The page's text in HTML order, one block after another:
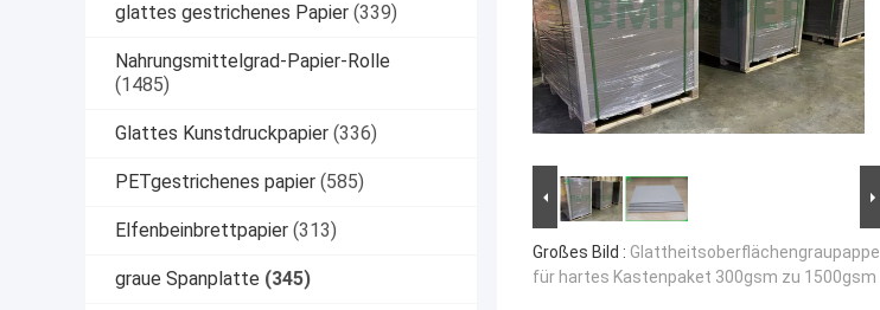
glattes gestrichenes Papier (339)
Nahrungsmittelgrad-Papier-Rolle
(1485)
Glattes Kunstdruckpapier (336)
PETgestrichenes papier (585)
Elfenbeinbrettpapier (313)
graue Spanplatte (345)
Großes Bild : Glattheitsoberflächengraupappe
für hartes Kastenpaket 300gsm zu 1500gsm